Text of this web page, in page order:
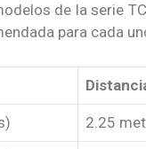
de la serie
para cada
2.25